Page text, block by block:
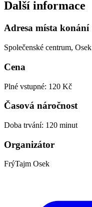
Další informace
Adresa místa konání
Společenské centrum, Osek
Cena
Plné vstupné: 120 Kč
Časová náročnost
Doba trvání: 120 minut
Organizátor
FrýTajm Osek